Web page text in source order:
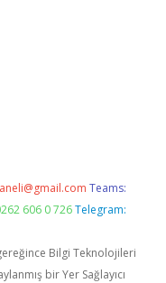
Teams:
606 0 726 Telegram:
Bilgi Teknolojileri
bir Yer Sağlayıcı